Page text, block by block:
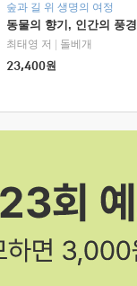
숲과 길 위 생명의 여정
동물의 향기, 인간의 풍경
최태영 저
돌베개
23,400원